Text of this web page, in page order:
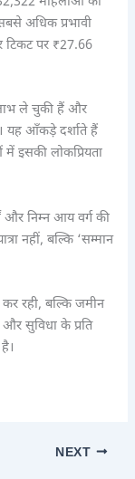
अधिक प्रभावी
टिकट पर ₹27.66
ले चुकी हैं और
यह आँकड़े दर्शाते हैं
इसकी लोकप्रियता
और निम्न आय वर्ग की
नहीं, बल्कि ‘सम्मान
रही, बल्कि जमीन
सुविधा के प्रति
NEXT